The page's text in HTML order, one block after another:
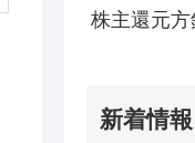
株主還元
新着情報